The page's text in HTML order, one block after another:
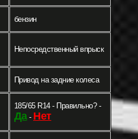
бензин
Непосредственный впрыск
Привод на задние колеса
185/65 R14 - Правильно? -
Да- Нет